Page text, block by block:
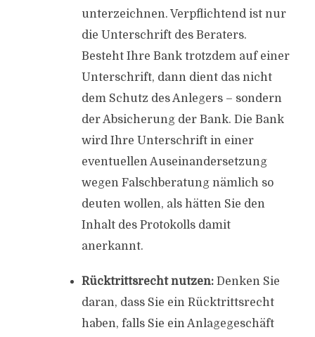
unterzeichnen. Verpflichtend ist nur
die Unterschrift des Beraters.
Besteht Ihre Bank trotzdem auf einer
Unterschrift, dann dient das nicht
dem Schutz des Anlegers – sondern
der Absicherung der Bank. Die Bank
wird Ihre Unterschrift in einer
eventuellen Auseinandersetzung
wegen Falschberatung nämlich so
deuten wollen, als hätten Sie den
Inhalt des Protokolls damit
anerkannt.
Rücktrittsrecht nutzen:Denken Sie
daran, dass Sie ein Rücktrittsrecht
haben, falls Sie ein Anlagegeschäft